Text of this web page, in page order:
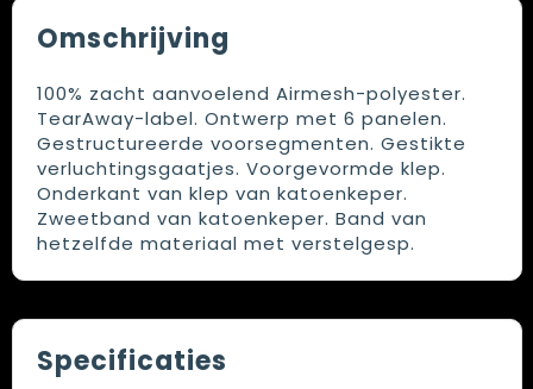
Omschrijving
100% zacht aanvoelend Airmesh-polyester.
TearAway-label. Ontwerp met 6 panelen.
Gestructureerde voorsegmenten. Gestikte
verluchtingsgaatjes. Voorgevormde klep.
Onderkant van klep van katoenkeper.
Zweetband van katoenkeper. Band van
hetzelfde materiaal met verstelgesp.
Specificaties